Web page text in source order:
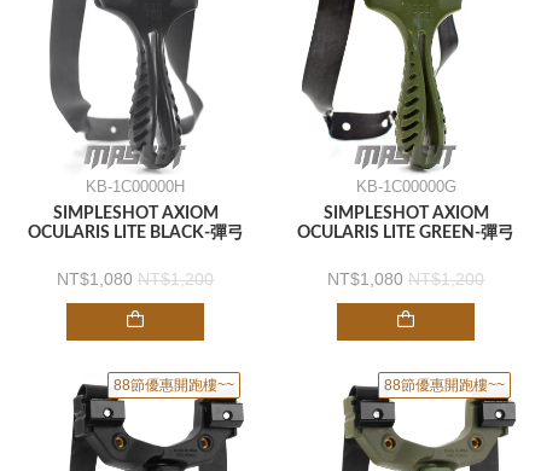
KB-1C00000H
SIMPLESHOT AXIOM
OCULARIS LITE BLACK-彈弓
1,080 1,200
KB-1C00000G
SIMPLESHOT AXIOM
OCULARIS LITE GREEN-彈弓
1,080 1,200
88節優惠開跑樓~~ 88節優惠開跑樓~~